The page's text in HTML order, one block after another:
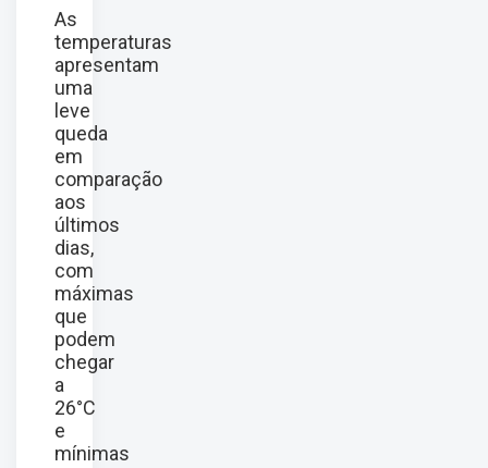
As
temperaturas
apresentam
uma
leve
queda
em
comparação
aos
últimos
dias,
com
máximas
que
podem
chegar
a
26°C
e
mínimas